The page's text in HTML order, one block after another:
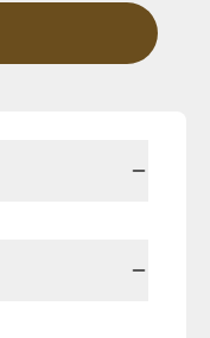
Round-hi